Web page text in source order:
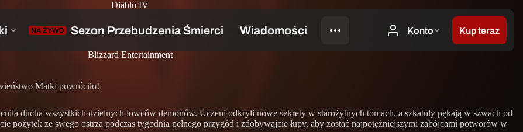
Diablo IV
Blizzard Entertainment
Matki powróciło!
ducha wszystkich dzielnych łowców demonów. Uczeni odkryli nowe sekrety w starożytnych tomach, a szkatuły pękają w szwach od
pożytek ze swego ostrza podczas tygodnia pełnego przygód i zdobywajcie łupy, aby zostać najpotężniejszymi zabójcami potworów w